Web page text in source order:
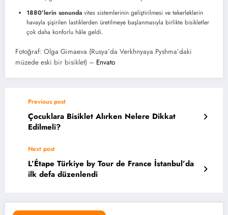
1880’lerin sonunda vites sistemlerinin geliştirilmesi ve tekerleklerin
havayla şişirilen lastiklerden üretilmeye başlanmasıyla birlikte bisikletler
çok daha konforlu hâle geldi.
Fotoğraf: Olga Gimaeva (Rusya’da Verkhnyaya Pyshma’daki
müzede eski bir bisiklet) – Envato
Previous post
Çocuklara Bisiklet Alırken Nelere Dikkat
Edilmeli?
Next post
L’Étape Türkiye by Tour de France İstanbul’da
ilk defa düzenlendi